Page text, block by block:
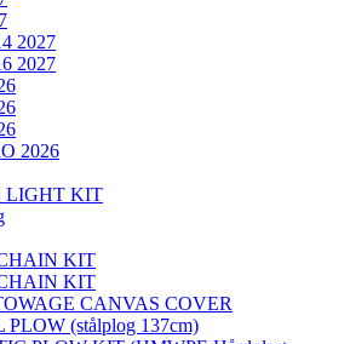
2027
2027
2026
LIGHT KIT
KIT
KIT
CANVAS COVER
PLOW (stålplog 137cm)